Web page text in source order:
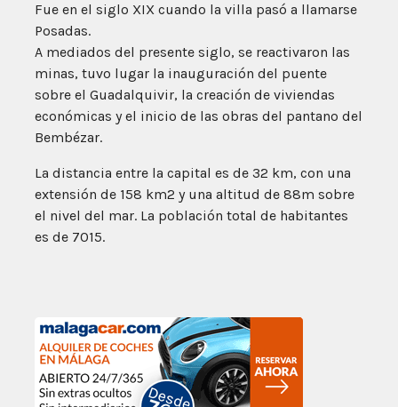
Fue en el siglo XIX cuando la villa pasó a llamarse
Posadas.
A mediados del presente siglo, se reactivaron las
minas, tuvo lugar la inauguración del puente
sobre el Guadalquivir, la creación de viviendas
económicas y el inicio de las obras del pantano del
Bembézar.
La distancia entre la capital es de 32 km, con una
extensión de 158 km2 y una altitud de 88m sobre
el nivel del mar. La población total de habitantes
es de 7015.